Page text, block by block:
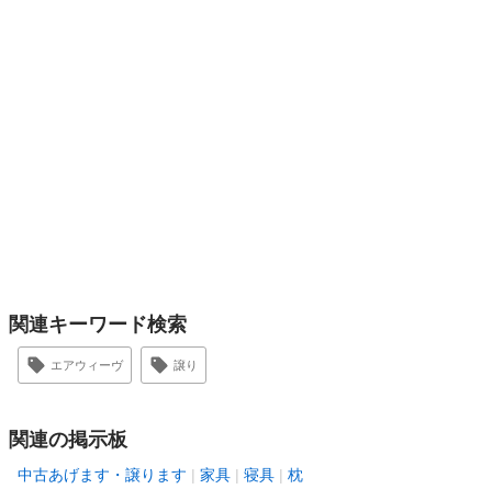
関連キーワード検索
エアウィーヴ 譲り
関連の掲示板
中古あげます・譲ります 家具 寝具 枕